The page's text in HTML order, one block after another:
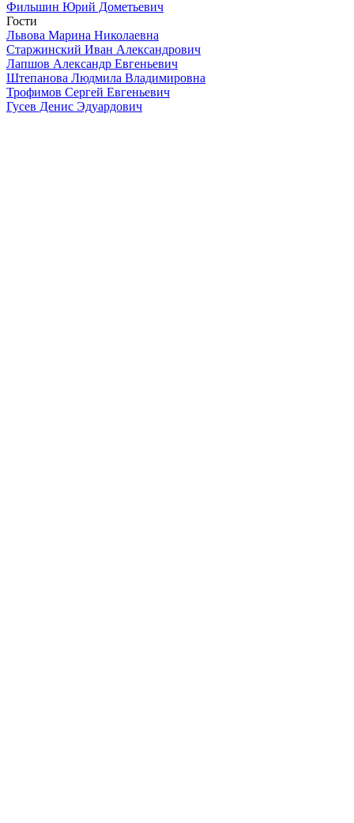
Фильшин Юрий Дометьевич
Гости
Львова Марина Николаевна
Старжинский Иван Александрович
Лапшов Александр Евгеньевич
Штепанова Людмила Владимировна
Трофимов Сергей Евгеньевич
Гусев Денис Эдуардович